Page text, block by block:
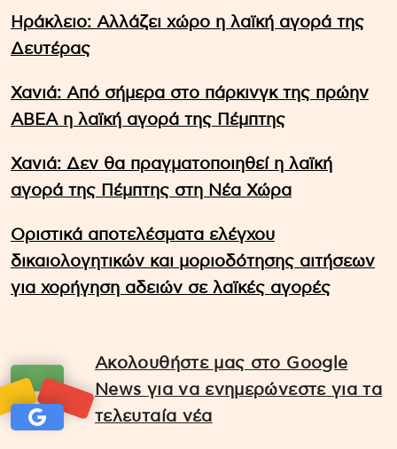
Ηράκλειο: Αλλάζει χώρο η λαϊκή αγορά της
Δευτέρας
Χανιά: Από σήμερα στο πάρκινγκ της πρώην
ΑΒΕΑ η λαϊκή αγορά της Πέμπτης
Χανιά: Δεν θα πραγματοποιηθεί η λαϊκή
αγορά της Πέμπτης στη Νέα Χώρα
Οριστικά αποτελέσματα ελέγχου
δικαιολογητικών και μοριοδότησης αιτήσεων
για χορήγηση αδειών σε λαϊκές αγορές
Ακολουθήστε μας στο Google
News για να ενημερώνεστε για τα
τελευταία νέα